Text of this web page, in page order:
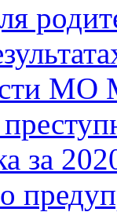
МО
за